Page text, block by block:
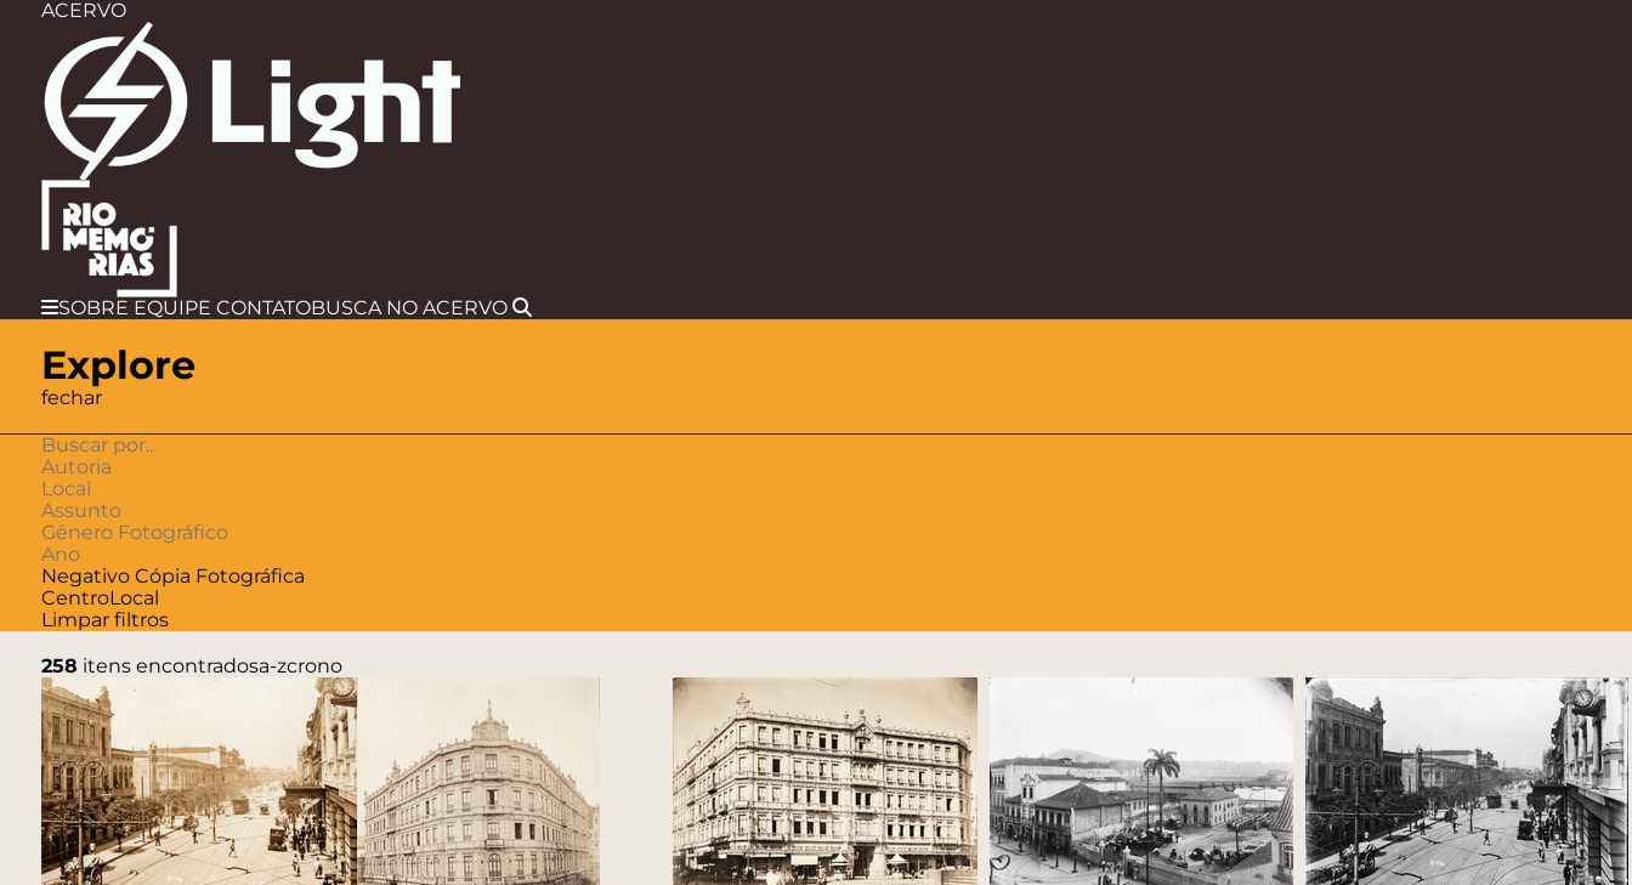
ACERVO
SOBRE EQUIPE CONTATOBUSCA NO ACERVO
Explore
fechar
Negativo Cópia Fotográfica
CentroLocal
Limpar filtros
258 itens encontradosa-zcrono